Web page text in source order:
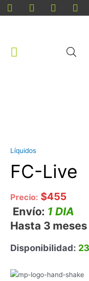
al
Líquidos
FC-Live
Precio: $455
Envío: 1 DIA
Hasta 3
Disponibilidad: